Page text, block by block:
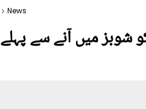
News
شوبز میں آنے سے پہلے